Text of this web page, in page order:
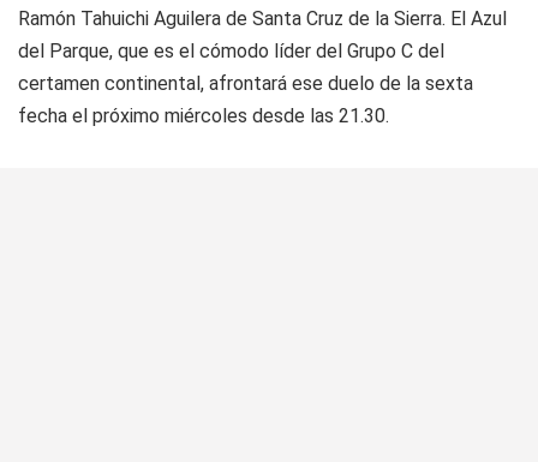
Ramón Tahuichi Aguilera de Santa Cruz de la Sierra. El Azul
del Parque, que es el cómodo líder del Grupo C del
certamen continental, afrontará ese duelo de la sexta
fecha el próximo miércoles desde las 21.30.